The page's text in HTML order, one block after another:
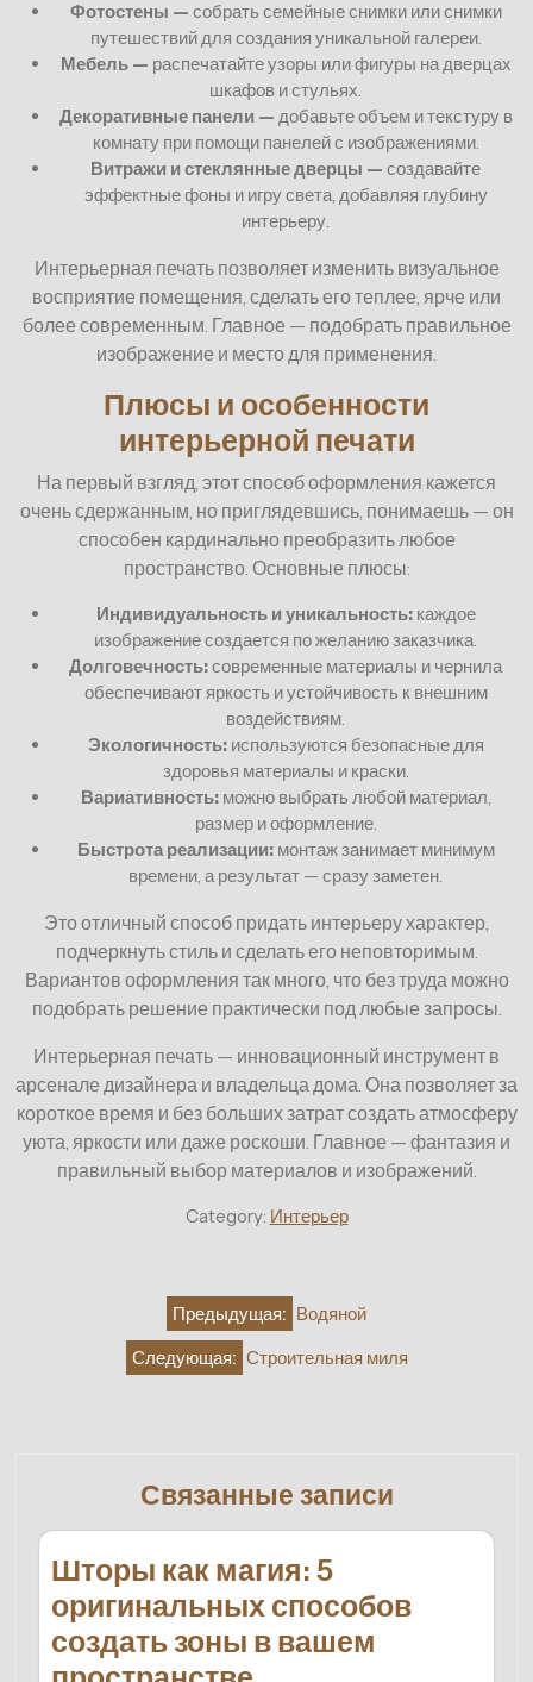
Фотостены — собрать семейные снимки или снимки
путешествий для создания уникальной галереи.
Мебель — распечатайте узоры или фигуры на дверцах
шкафов и стульях.
Декоративные панели — добавьте объем и текстуру в
комнату при помощи панелей с изображениями.
Витражи и стеклянные дверцы — создавайте
эффектные фоны и игру света, добавляя глубину
интерьеру.
Интерьерная печать позволяет изменить визуальное
восприятие помещения, сделать его теплее, ярче или
более современным. Главное — подобрать правильное
изображение и место для применения.
Плюсы и особенности
интерьерной печати
На первый взгляд, этот способ оформления кажется
очень сдержанным, но приглядевшись, понимаешь — он
способен кардинально преобразить любое
пространство. Основные плюсы:
Индивидуальность и уникальность:каждое
изображение создается по желанию заказчика.
Долговечность:современные материалы и чернила
обеспечивают яркость и устойчивость к внешним
воздействиям.
Экологичность:используются безопасные для
здоровья материалы и краски.
Вариативность:можно выбрать любой материал,
размер и оформление.
Быстрота реализации:монтаж занимает минимум
времени, а результат — сразу заметен.
Это отличный способ придать интерьеру характер,
подчеркнуть стиль и сделать его неповторимым.
Вариантов оформления так много, что без труда можно
подобрать решение практически под любые запросы.
Интерьерная печать — инновационный инструмент в
арсенале дизайнера и владельца дома. Она позволяет за
короткое время и без больших затрат создать атмосферу
уюта, яркости или даже роскоши. Главное — фантазия и
правильный выбор материалов и изображений.
Category: Интерьер
Навигация
записям
Предыдущая: Водяной
Следующая: Строительная миля
Связанные записи
Шторы как магия: 5
оригинальных способов
создать зоны в вашем